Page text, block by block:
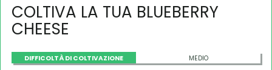
COLTIVA LA TUA BLUEBERRY
CHEESE
DIFFICOLTÀ DI COLTIVAZIONE MEDIO